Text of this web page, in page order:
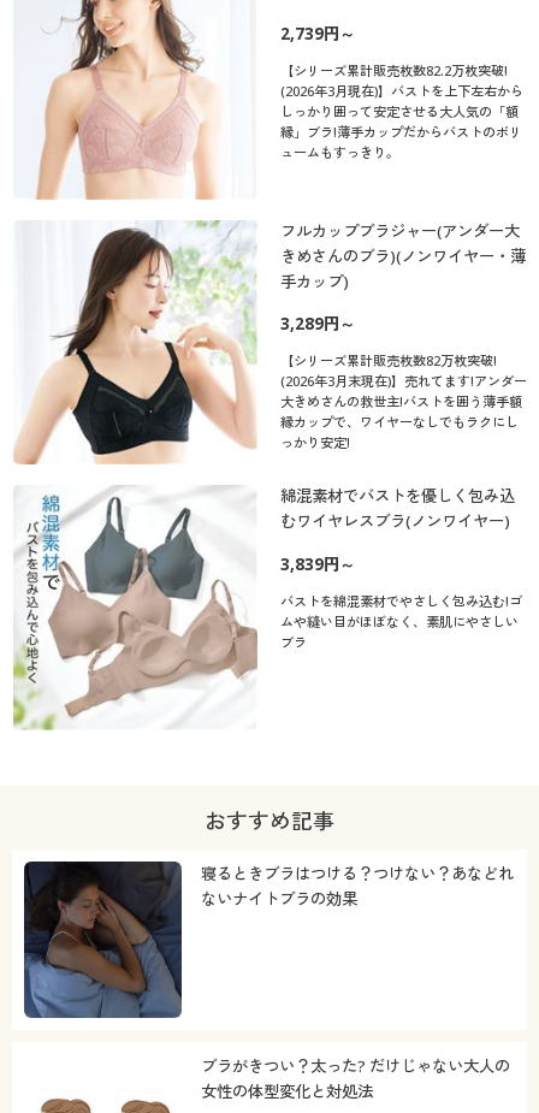
2,739円～
【シリーズ累計販売枚数82.2万枚突破!
(2026年3月現在)】バストを上下左右から
しっかり囲って安定させる大人気の「額
縁」ブラ!薄手カップだからバストのボリ
ュームもすっきり。
フルカップブラジャー(アンダー大
きめさんのブラ)(ノンワイヤー・薄
手カップ)
3,289円～
【シリーズ累計販売枚数82万枚突破!
(2026年3月末現在)】売れてます!アンダー
大きめさんの救世主!バストを囲う薄手額
縁カップで、ワイヤーなしでもラクにし
っかり安定!
綿混素材でバストを優しく包み込
むワイヤレスブラ(ノンワイヤー)
3,839円～
バストを綿混素材でやさしく包み込む!ゴ
ムや縫い目がほぼなく、素肌にやさしい
ブラ
おすすめ記事
寝るときブラはつける？つけない？あなどれ
ないナイトブラの効果
ブラがきつい？太った? だけじゃない大人の
女性の体型変化と対処法